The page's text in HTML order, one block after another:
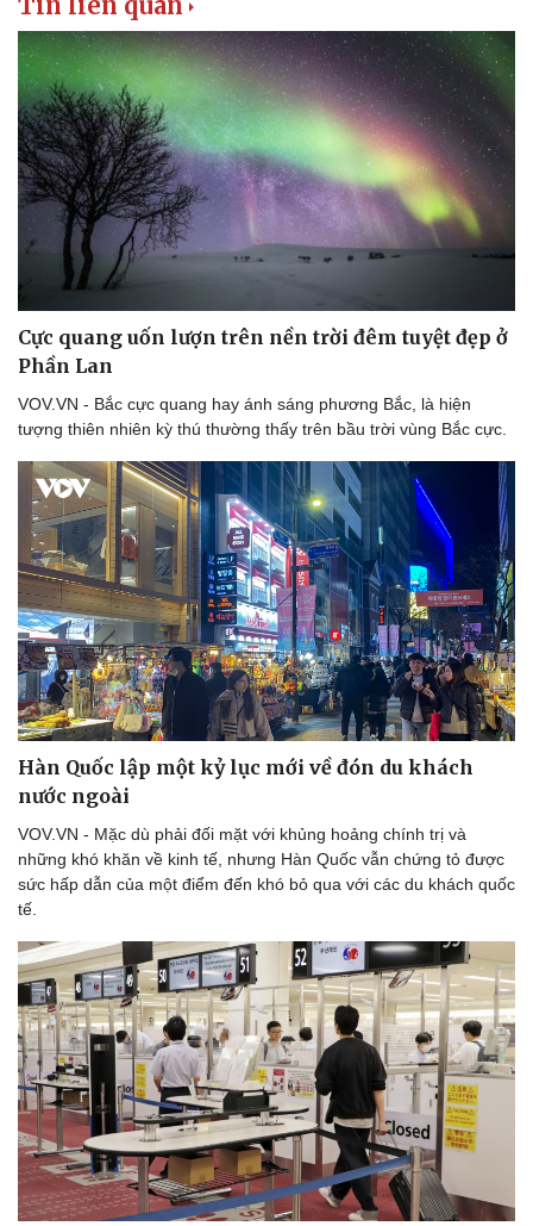
Thông tin doanh nghiệp
Doanh nghiệp 24h
Doanh nhân
Vì cộng đồng
Tin Công nghệ
Trải nghiệm
Chuyển đổi số
Cực quang uốn lượn trên nền trời đêm tuyệt đẹp ở
Phần Lan
VOV.VN - Bắc cực quang hay ánh sáng phương Bắc, là hiện
tượng thiên nhiên kỳ thú thường thấy trên bầu trời vùng Bắc cực.
Hàn Quốc lập một kỷ lục mới về đón du khách
nước ngoài
VOV.VN - Mặc dù phải đối mặt với khủng hoảng chính trị và
những khó khăn về kinh tế, nhưng Hàn Quốc vẫn chứng tỏ được
sức hấp dẫn của một điểm đến khó bỏ qua với các du khách quốc
tế.